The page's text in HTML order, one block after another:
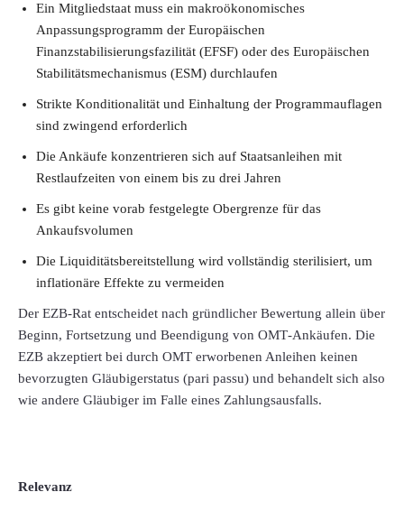
Ein Mitgliedstaat muss ein makroökonomisches
Anpassungsprogramm der Europäischen
Finanzstabilisierungsfazilität (EFSF) oder des Europäischen
Stabilitätsmechanismus (ESM) durchlaufen
Strikte Konditionalität und Einhaltung der Programmauflagen
sind zwingend erforderlich
Die Ankäufe konzentrieren sich auf Staatsanleihen mit
Restlaufzeiten von einem bis zu drei Jahren
Es gibt keine vorab festgelegte Obergrenze für das
Ankaufsvolumen
Die Liquiditätsbereitstellung wird vollständig sterilisiert, um
inflationäre Effekte zu vermeiden
Der EZB-Rat entscheidet nach gründlicher Bewertung allein über
Beginn, Fortsetzung und Beendigung von OMT‑Ankäufen. Die
EZB akzeptiert bei durch OMT erworbenen Anleihen keinen
bevorzugten Gläubigerstatus (pari passu) und behandelt sich also
wie andere Gläubiger im Falle eines Zahlungsausfalls.
Relevanz